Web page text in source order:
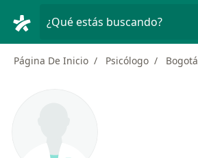
¿Qué estás buscando?
Página De Inicio Psicólogo Bogotá